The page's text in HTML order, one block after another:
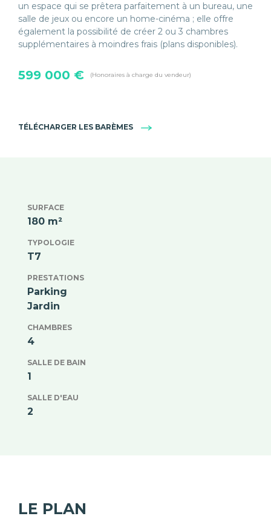
un espace qui se prêtera parfaitement à un bureau, une
salle de jeux ou encore un home-cinéma ; elle offre
également la possibilité de créer 2 ou 3 chambres
supplémentaires à moindres frais (plans disponibles).
599 000 € (Honoraires à charge du vendeur)
TÉLÉCHARGER LES BARÈMES
SURFACE
180 m²
TYPOLOGIE
T7
PRESTATIONS
Parking
Jardin
CHAMBRES
4
SALLE DE BAIN
1
SALLE D'EAU
2
LE PLAN